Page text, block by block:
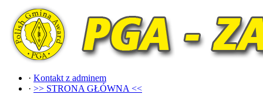
· Kontakt z adminem
· >> STRONA GŁÓWNA <<